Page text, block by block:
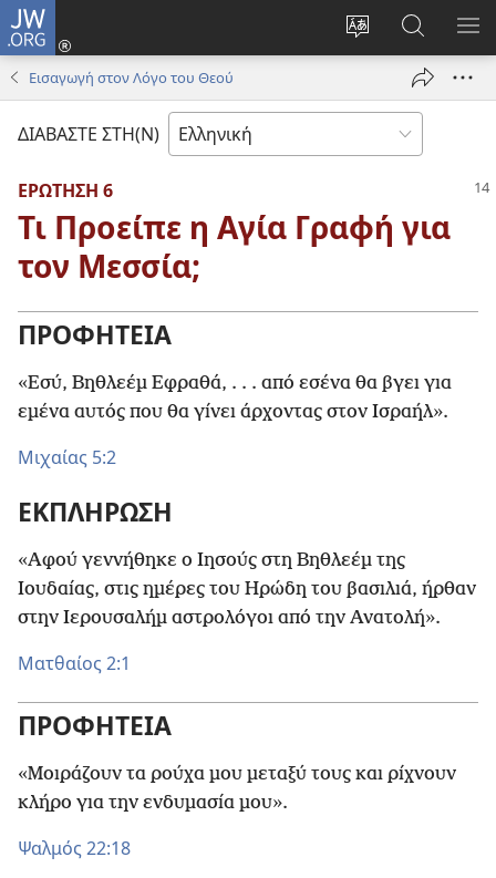
JW.ORG
Αλλαγή
γλώσσας
ιστότοπου
Σύνδεση
(ανοίγει
παράθυρο)
στο
JW.ORG
Εισαγωγή στον Λόγο του Θεού
ΔΙΑΒΑΣΤΕ ΣΤΗ(Ν)
ΕΡΩΤΗΣΗ 6
Τι Προείπε η Αγία Γραφή για
τον Μεσσία;
ΠΡΟΦΗΤΕΙΑ
«Εσύ, Βηθλεέμ Εφραθά, . . . από εσένα θα βγει για
εμένα αυτός που θα γίνει άρχοντας στον Ισραήλ».
Μιχαίας 5:2
ΕΚΠΛΗΡΩΣΗ
«Αφού γεννήθηκε ο Ιησούς στη Βηθλεέμ της
Ιουδαίας, στις ημέρες του Ηρώδη του βασιλιά, ήρθαν
στην Ιερουσαλήμ αστρολόγοι από την Ανατολή».
Ματθαίος 2:1
ΠΡΟΦΗΤΕΙΑ
«Μοιράζουν τα ρούχα μου μεταξύ τους και ρίχνουν
κλήρο για την ενδυμασία μου».
Ψαλμός 22:18